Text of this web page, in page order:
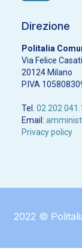
Direzione
Politalia
Via Felice
20124 Milano
P.IVA
Tel. 02 202
Email:
Privacy policy
2022 ©